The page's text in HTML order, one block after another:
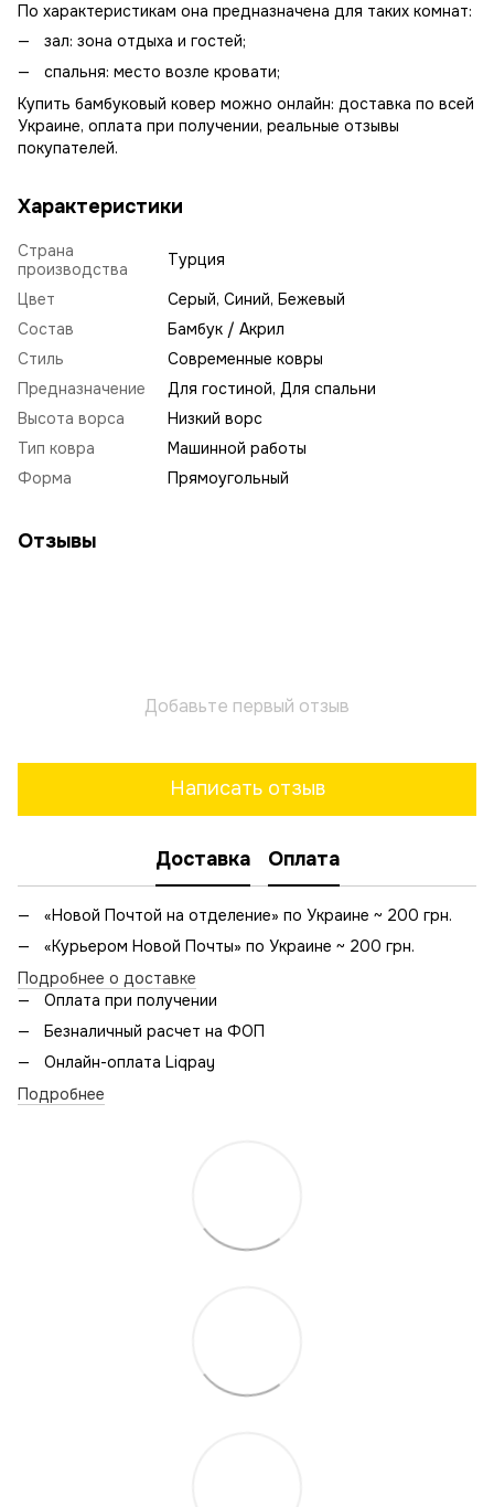
По характеристикам она предназначена для таких комнат:
зал: зона отдыха и гостей;
спальня: место возле кровати;
Купить бамбуковый ковер можно онлайн: доставка по всей
Украине, оплата при получении, реальные отзывы
покупателей.
Характеристики
Страна
производства
Турция
Цвет
Серый, Синий, Бежевый
Состав
Бамбук / Акрил
Стиль
Современные ковры
Предназначение
Для гостиной, Для спальни
Высота ворса
Низкий ворс
Тип ковра
Машинной работы
Форма
Прямоугольный
Отзывы
Добавьте первый отзыв
Написать отзыв
Доставка Оплата
«Новой Почтой на отделение» по Украине ~ 200 грн.
«Курьером Новой Почты» по Украине ~ 200 грн.
Подробнее о доставке
Оплата при получении
Безналичный расчет на ФОП
Онлайн-оплата Liqpay
Подробнее